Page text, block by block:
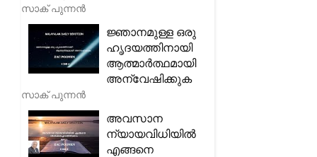
സാക് പുന്നൻ
ജ്ഞാനമുള്ള ഒരു
ഹൃദയത്തിനായി
ആത്മാർത്ഥമായി
അന്വേഷിക്കുക
സാക് പുന്നൻ
അവസാന
ന്യായവിധിയിൽ
എങ്ങനെ